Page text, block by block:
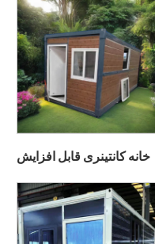
خانه کانتینری قابل افزایش